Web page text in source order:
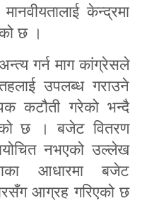
केन्द्रमा
छ ।
गर्न माग कांग्रेसले
उपलब्ध गराउने
कटौती गरेको भन्दै
छ । बजेट वितरण
नभएको उल्लेख
आधारमा बजेट
आग्रह गरिएको छ